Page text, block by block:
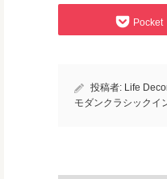
Pocket
投稿者: Life
モダンクラシックイ